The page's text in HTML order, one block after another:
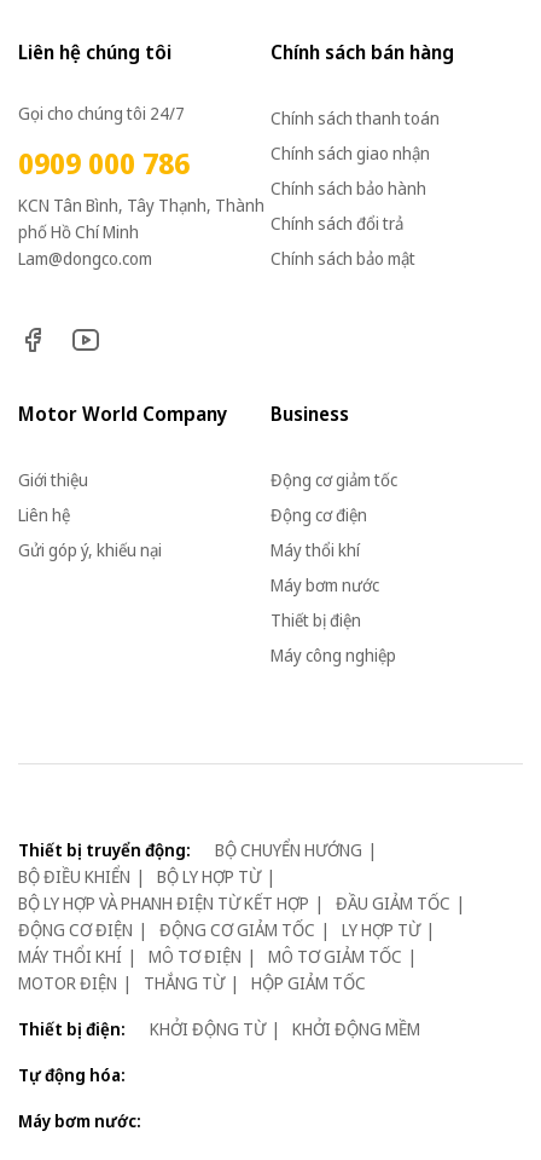
Liên hệ chúng tôi
Gọi cho chúng tôi 24/7
0909 000 786
KCN Tân Bình, Tây Thạnh, Thành
phố Hồ Chí Minh
Lam@dongco.com
Chính sách bán hàng
Chính sách thanh toán
Chính sách giao nhận
Chính sách bảo hành
Chính sách đổi trả
Chính sách bảo mật
Motor World Company
Giới thiệu
Liên hệ
Gửi góp ý, khiếu nại
Business
Động cơ giảm tốc
Động cơ điện
Máy thổi khí
Máy bơm nước
Thiết bị điện
Máy công nghiệp
Thiết bị truyển động:
BỘ CHUYỂN HƯỚNG
BỘ ĐIỀU KHIỂN
BỘ LY HỢP TỪ
BỘ LY HỢP VÀ PHANH ĐIỆN TỪ KẾT HỢP
ĐẦU GIẢM TỐC
ĐỘNG CƠ ĐIỆN
ĐỘNG CƠ GIẢM TỐC
LY HỢP TỪ
MÁY THỔI KHÍ
MÔ TƠ ĐIỆN
MÔ TƠ GIẢM TỐC
MOTOR ĐIỆN
THẮNG TỪ
HỘP GIẢM TỐC
Thiết bị điện:
KHỞI ĐỘNG TỪ
KHỞI ĐỘNG MỀM
Tự động hóa:
Máy bơm nước: